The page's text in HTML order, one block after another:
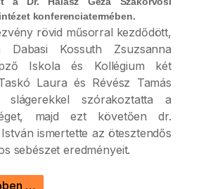
konferenciatermében.
rövid műsorral kezdődött,
Kossuth Zsuzsanna
Iskola és Kollégium két
Laura és Révész Tamás
slágerekkel szórakoztatta a
majd ezt követően dr.
ismertette az ötesztendős
sebészet eredményeit.
…